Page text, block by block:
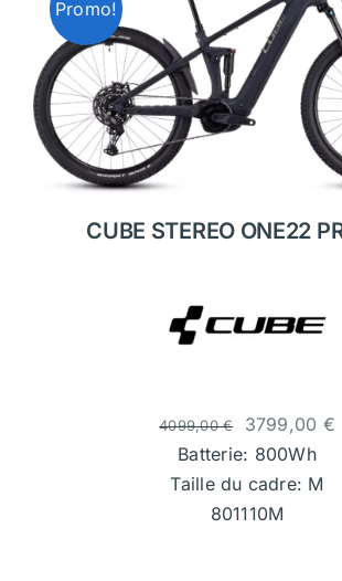
Promo!
CUBE STEREO ONE22
4099,00€ 3799,00 €
Batterie: 800Wh
Taille du cadre: M
801110M